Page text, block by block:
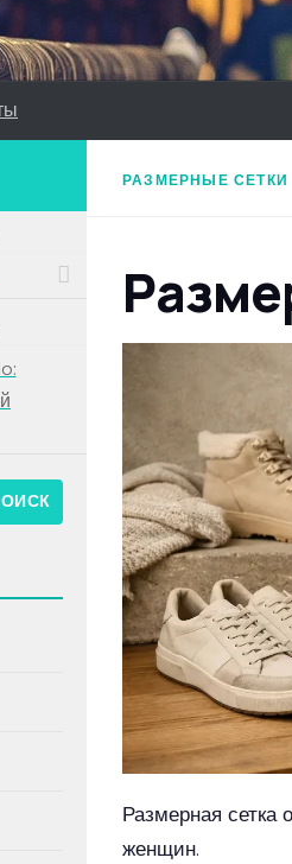
РАЗМЕРНЫЕ СЕТКИ
Размерная
женщин.